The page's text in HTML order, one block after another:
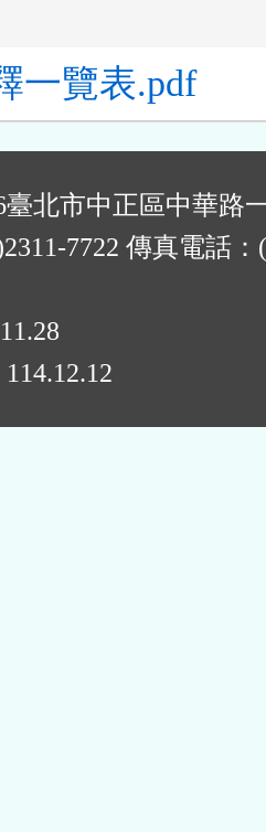
一覽表.pdf
臺北市中正區中華路
7722 傳真電話：
114.12.12